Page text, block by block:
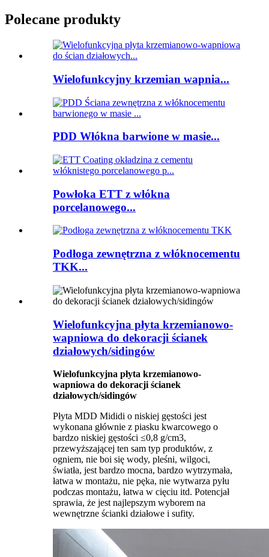
Polecane produkty
Wielofunkcyjny krzemian wapnia...
PDD Włókna barwione w masie...
Powłoka ETT z włókna
porcelanowego...
Podłoga zewnętrzna z włóknocementu
TKK...
Wielofunkcyjna płyta krzemianowo-
wapniowa do dekoracji ścianek
działowych/sidingów
Wielofunkcyjna płyta krzemianowo-
wapniowa do dekoracji ścianek
działowych/sidingów
Płyta MDD Mididi o niskiej gęstości jest
wykonana głównie z piasku kwarcowego o
bardzo niskiej gęstości ≤0,8 g/cm3,
przewyższającej ten sam typ produktów, z
ogniem, nie boi się wody, pleśni, wilgoci,
światła, jest bardzo mocna, bardzo wytrzymała,
łatwa w montażu, nie pęka, nie wytwarza pyłu
podczas montażu, łatwa w cięciu itd. Potencjał
sprawia, że ​​jest najlepszym wyborem na
wewnętrzne ścianki działowe i sufity.